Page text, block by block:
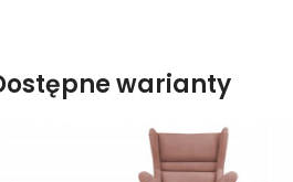
warianty